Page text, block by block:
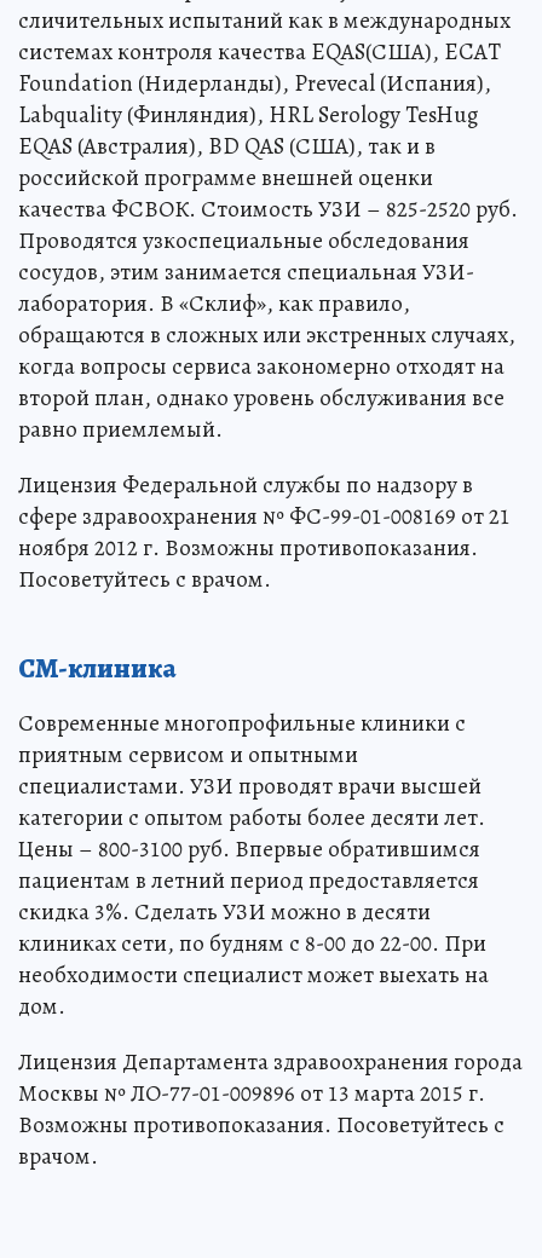
сличительных испытаний как в международных
системах контроля качества EQAS(США), ECAT
Foundation (Нидерланды), Prevecal (Испания),
Labquality (Финляндия), HRL Serology TesHug
EQAS (Австралия), BD QAS (США), так и в
российской программе внешней оценки
качества ФСВОК. Стоимость УЗИ – 825-2520 руб.
Проводятся узкоспециальные обследования
сосудов, этим занимается специальная УЗИ-
лаборатория. В «Склиф», как правило,
обращаются в сложных или экстренных случаях,
когда вопросы сервиса закономерно отходят на
второй план, однако уровень обслуживания все
равно приемлемый.
Лицензия Федеральной службы по надзору в
сфере здравоохранения № ФС-99-01-008169 от 21
ноября 2012 г. Возможны противопоказания.
Посоветуйтесь с врачом.
СМ-клиника
Современные многопрофильные клиники с
приятным сервисом и опытными
специалистами. УЗИ проводят врачи высшей
категории с опытом работы более десяти лет.
Цены – 800-3100 руб. Впервые обратившимся
пациентам в летний период предоставляется
скидка 3%. Сделать УЗИ можно в десяти
клиниках сети, по будням с 8-00 до 22-00. При
необходимости специалист может выехать на
дом.
Лицензия Департамента здравоохранения города
Москвы № ЛО-77-01-009896 от 13 марта 2015 г.
Возможны противопоказания. Посоветуйтесь с
врачом.